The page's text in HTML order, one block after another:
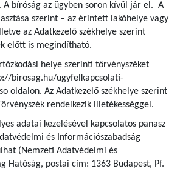
A bíróság az ügyben soron kívül jár el. A
szerint – az érintett lakóhelye vagy
az Adatkezelő székhelye szerint
előtt is megindítható.
helye szerinti törvényszéket
birosag.hu/ugyfelkapcsolati-
oldalon. Az Adatkezelő székhelye szerint
rendelkezik illetékességgel.
adatai kezelésével kapcsolatos panasz
és Információszabadság
(Nemzeti Adatvédelmi és
Hatóság, postai cím: 1363 Budapest, Pf.